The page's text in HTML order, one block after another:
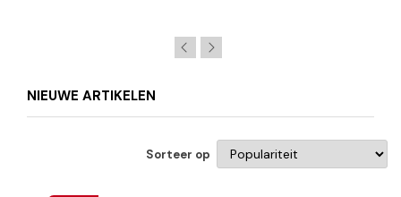
NIEUWE ARTIKELEN
Sorteer op